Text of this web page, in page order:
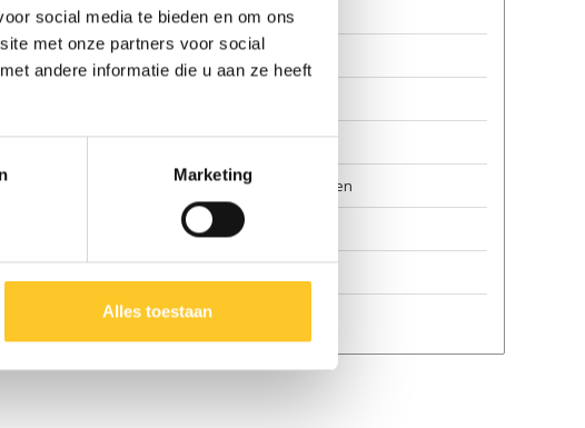
social media te bieden en om ons
met onze partners voor social
andere informatie die u aan ze heeft
Marketing
Alles toestaan
Over ons
Veilig steppen
Awards
Algemene voorwaarden
Duurzaamheid
Auteursrecht